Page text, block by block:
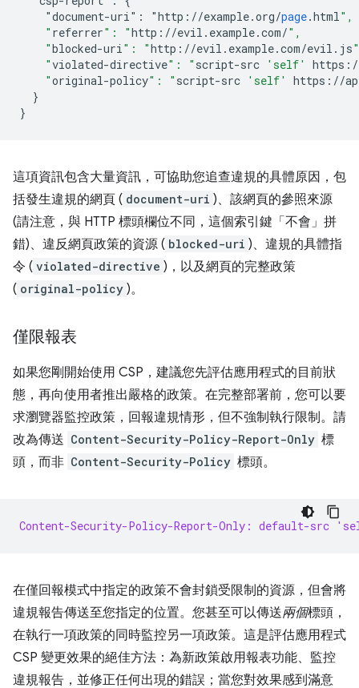
"document-uri":
"http : //example.org/page.html ",
    "
referrer": "http ://evil . example.com/",
    "
blocked-uri ": "http ://evil . example.com/evil . js
    "
violated-directive": " script-src 'self' https
    "
original-policy": " script-src 'self' https ://
}
}
這項資訊包含大量資訊，可協助您追查違規的具體原因，包
括發生違規的網頁 ( document-uri )、該網頁的參照來源
(請注意，與 HTTP 標頭欄位不同，這個索引鍵「不會」 拼
錯)、違反網頁政策的資源 ( blocked-uri )、違規的具體指
令 ( violated-directive )，以及網頁的完整政策
( original-policy )。
僅限報表
如果您剛開始使用 CSP，建議您先評估應用程式的目前狀
態，再向使用者推出嚴格的政策。在完整部署前，您可以要
求瀏覽器監控政策，回報違規情形，但不強制執行限制。請
改為傳送 Content-Security-Policy-Report-Only 標
頭，而非 Content-Security-Policy 標頭。
Content-Security-Policy-Report-Only: default-src
在僅回報模式中指定的政策不會封鎖受限制的資源，但會將
違規報告傳送至您指定的位置。您甚至可以傳送兩個標頭，
在執行一項政策的同時監控另一項政策。這是評估應用程式
CSP 變更效果的絕佳方法：為新政策啟用報表功能、監控
違規報告，並修正任何出現的錯誤；當您對效果感到滿意